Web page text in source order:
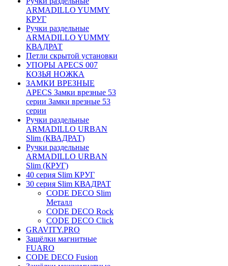
ARMADILLO YUMMY
КРУГ
Ручки раздельные
ARMADILLO YUMMY
КВАДРАТ
Петли скрытой установки
УПОРЫ APECS 007
КОЗЬЯ НОЖКА
ЗАМКИ ВРЕЗНЫЕ
APECS Замки врезные 53
серии Замки врезные 53
серии
Ручки раздельные
ARMADILLO URBAN
Slim (КВАДРАТ)
Ручки раздельные
ARMADILLO URBAN
Slim (КРУГ)
40 серия Slim КРУГ
30 серия Slim КВАДРАТ
CODE DECO Slim
Металл
CODE DECO Rock
CODE DECO Click
GRAVITY.PRO
Защёлки магнитные
FUARO
CODE DECO Fusion